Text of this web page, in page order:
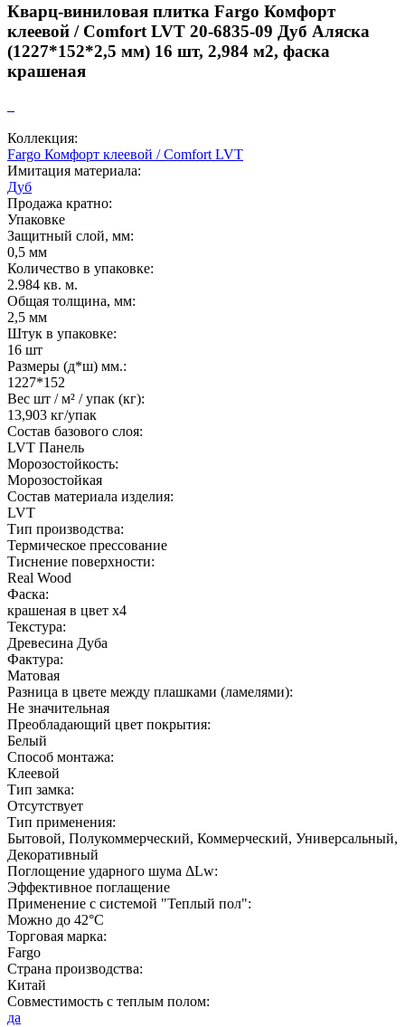
Кварц-виниловая плитка Fargo Комфорт
клеевой / Comfort LVT 20-6835-09 Дуб Аляска
(1227*152*2,5 мм) 16 шт, 2,984 м2, фаска
крашеная
Коллекция:
Fargo Комфорт клеевой / Comfort LVT
Имитация материала:
Дуб
Продажа кратно:
Упаковке
Защитный слой, мм:
0,5 мм
Количество в упаковке:
2.984 кв. м.
Общая толщина, мм:
2,5 мм
Штук в упаковке:
16 шт
Размеры (д*ш) мм.:
1227*152
Вес шт / м² / упак (кг):
13,903 кг/упак
Состав базового слоя:
LVT Панель
Морозостойкость:
Морозостойкая
Состав материала изделия:
LVT
Тип производства:
Термическое прессование
Тиснение поверхности:
Real Wood
Фаска:
крашеная в цвет х4
Текстура:
Древесина Дуба
Фактура:
Матовая
Разница в цвете между плашками (ламелями):
Не значительная
Преобладающий цвет покрытия:
Белый
Способ монтажа:
Клеевой
Тип замка:
Отсутствует
Тип применения:
Бытовой, Полукоммерческий, Коммерческий, Универсальный,
Декоративный
Поглощение ударного шума ΔLw:
Эффективное поглащение
Применение с системой "Теплый пол":
Можно до 42°С
Торговая марка:
Fargo
Страна производства:
Китай
Совместимость с теплым полом:
да